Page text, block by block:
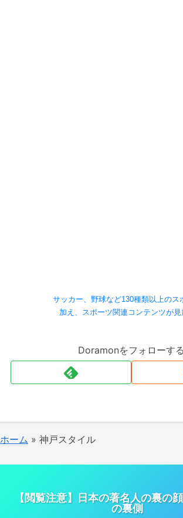
サッカー、野球など130種類以上のス
加え、スポーツ関連コンテンツが見
Doramonをフォローする
ホーム » 神戸スタイル
【閲覧注意】日本の著名人の裏の
の裏側